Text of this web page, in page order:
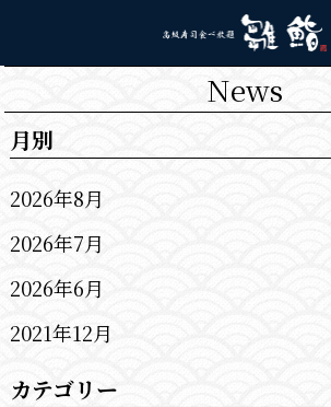
News
月別
2026年8月
2026年7月
2026年6月
2021年12月
カテゴリー